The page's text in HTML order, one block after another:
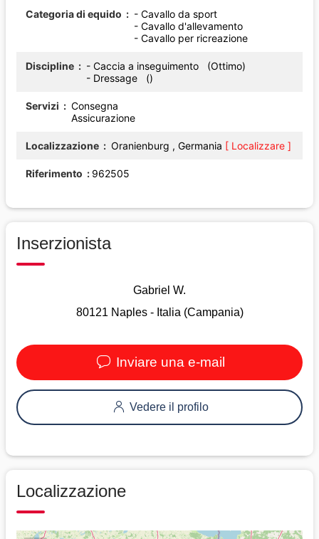
Categoria di equido
- Cavallo da sport
- Cavallo d'allevamento
- Cavallo per ricreazione
Discipline
- Caccia a inseguimento (Ottimo)
- Dressage ()
Servizi
Consegna
Assicurazione
Localizzazione Oranienburg , Germania [ Localizzare ]
Riferimento 962505
Inserzionista
Gabriel W.
80121 Naples - Italia (Campania)
Inviare una e-mail
Vedere il profilo
Localizzazione